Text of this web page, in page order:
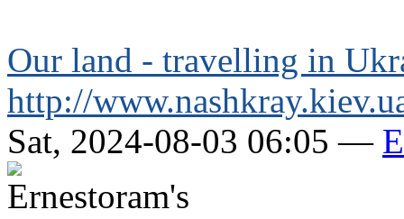
Our land - travelling in
http://
Sat, 2024-08-03 06:05 —